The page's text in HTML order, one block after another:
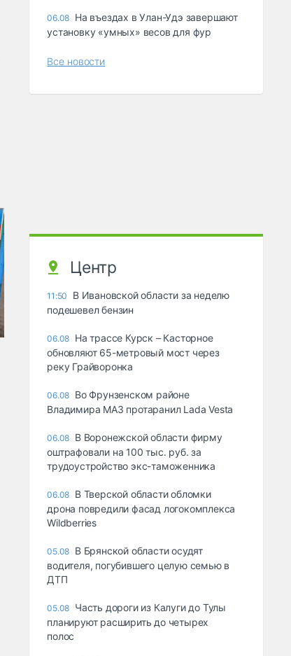
06.08 Ha въeздax в Улaн-Удэ зaвepшaют
ycтaнoвкy «yмныx» вecoв для фyp
Все новости
Центр
11:50
В Ивановской области за неделю
подешевел бензин
06.08 На трассе Курск – Касторное
обновляют 65-метровый мост через
реку Грайворонка
06.08 Во Фрунзенском районе
Владимира МАЗ протаранил Lada Vesta
06.08 В Воронежской области фирму
оштрафовали на 100 тыс. руб. за
трудоустройство экс-таможенника
06.08 В Тверской области обломки
дрона повредили фасад логокомплекса
Wildberries
05.08 В Брянской области осудят
водителя, погубившего целую семью в
ДТП
05.08 Часть дороги из Калуги до Тулы
планируют расширить до четырех
полос